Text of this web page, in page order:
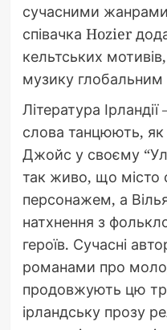
сучасними
співачка Hozier
кельтських
музику
Література
слова танцюють,
Джойс у своєму
так живо, що місто
персонажем, а
натхнення з
героїв. Сучасні
романами про
продовжують цю
ірландську прозу